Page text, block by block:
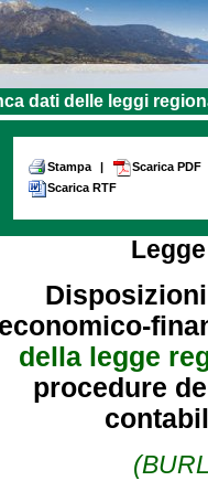
dati delle leggi
Stampa |
Scarica PDF
Scarica RTF
economico-
della legge
procedure